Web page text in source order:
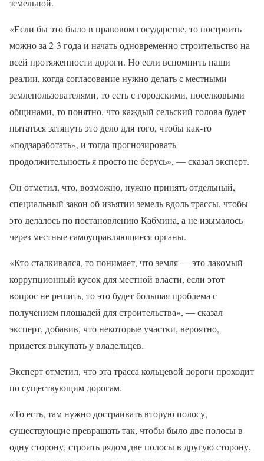
земельной.
«Если бы это было в правовом государстве, то построить
можно за 2-3 года и начать одновременно строительство на
всей протяженности дороги. Но если вспомнить наши
реалии, когда согласование нужно делать с местными
землепользователями, то есть с городскими, поселковыми
общинами, то понятно, что каждый сельский голова будет
пытаться затянуть это дело для того, чтобы как-то
«подзаработать», и тогда прогнозировать
продолжительность я просто не берусь», — сказал эксперт.
Он отметил, что, возможно, нужно принять отдельный,
специальный закон об изъятии земель вдоль трассы, чтобы
это делалось по постановлению Кабмина, а не изымалось
через местные самоуправляющиеся органы.
«Кто сталкивался, то понимает, что земля — это лакомый
коррупционный кусок для местной власти, если этот
вопрос не решить, то это будет большая проблема с
получением площадей для строительства», — сказал
эксперт, добавив, что некоторые участки, вероятно,
придется выкупать у владельцев.
Эксперт отметил, что эта трасса кольцевой дороги проходит
по существующим дорогам.
«То есть, там нужно достраивать вторую полосу,
существующие превращать так, чтобы было две полосы в
одну сторону, строить рядом две полосы в другую сторону,